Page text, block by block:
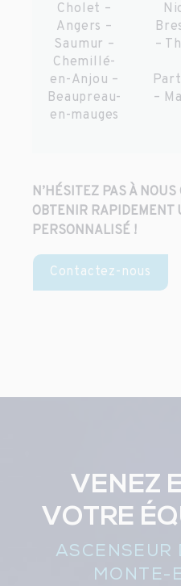
Cholet –
Angers –
Saumur –
Chemillé-
en-Anjou –
Beaupreau-
en-mauges
–
–
N’HÉSITEZ PAS À
OBTENIR RAPIDEMENT
PERSONNALISÉ !
Contactez-nous
VENEZ
VOTRE
ASCENSEUR
MONTE-